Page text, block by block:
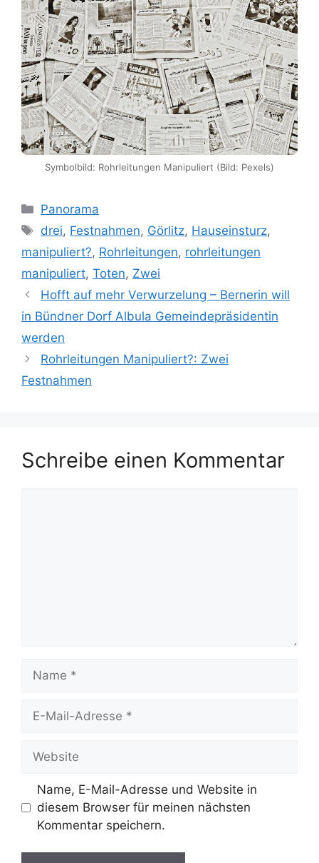
Symbolbild: Rohrleitungen Manipuliert (Bild: Pexels)
Kategorien
Panorama
Schlagwörter
drei, Festnahmen, Görlitz, Hauseinsturz,
manipuliert?, Rohrleitungen, rohrleitungen
manipuliert, Toten, Zwei
Hofft auf mehr Verwurzelung – Bernerin will
in Bündner Dorf Albula Gemeindepräsidentin
werden
Rohrleitungen Manipuliert?: Zwei
Festnahmen
Schreibe einen Kommentar
Mail-
Name, E-Mail-Adresse und Website in
diesem Browser für meinen nächsten
Kommentar speichern.